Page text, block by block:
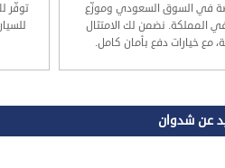
في السوق السعودي وموزّع
المملكة. نضمن لك الامتثال
مع خيارات دفع بأمان كامل.
توفّر
عن شدوان